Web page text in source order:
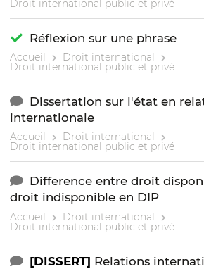
Droit international public et privé
Réflexion sur une phrase
Accueil Droit international
Droit international public et privé
Dissertation sur l'état en
internationale
Accueil Droit international
Droit international public et privé
Difference entre droit
droit indisponible en DIP
Accueil Droit international
Droit international public et privé
[DISSERT] Relations